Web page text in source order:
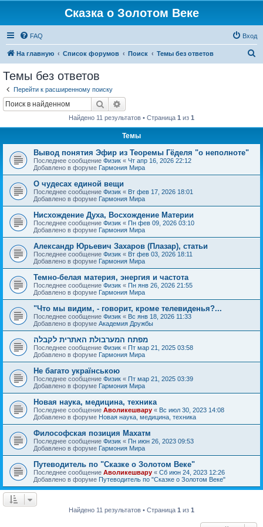
Сказка о Золотом Веке
FAQ Вход
На главную Список форумов Поиск Темы без ответов
Темы без ответов
Перейти к расширенному поиску
Поиск
Найдено 11 результатов • Страница 1 из 1
Темы
Вывод понятия Эфир из Теоремы Гёделя "о неполноте"
Последнее сообщение Физик « Чт апр 16, 2026 22:12
Добавлено в форуме Гармония Мира
О чудесах единой вещи
Последнее сообщение Физик « Вт фев 17, 2026 18:01
Добавлено в форуме Гармония Мира
Нисхождение Духа, Восхождение Материи
Последнее сообщение Физик « Пн фев 09, 2026 03:10
Добавлено в форуме Гармония Мира
Александр Юрьевич Захаров (Плазар), статьи
Последнее сообщение Физик « Вт фев 03, 2026 18:11
Добавлено в форуме Гармония Мира
Темно-белая материя, энергия и частота
Последнее сообщение Физик « Пн янв 26, 2026 21:55
Добавлено в форуме Гармония Мира
"Что мы видим, - говорит, кроме телевиденья?...
Последнее сообщение Физик « Вс янв 18, 2026 11:33
Добавлено в форуме Академия Дружбы
מפתח המערבולת האתרית לקבלה
Последнее сообщение Физик « Пт мар 21, 2025 03:58
Добавлено в форуме Гармония Мира
Не багато українською
Последнее сообщение Физик « Пт мар 21, 2025 03:39
Добавлено в форуме Гармония Мира
Новая наука, медицина, техника
Последнее сообщение Аволикешвару « Вс июл 30, 2023 14:08
Добавлено в форуме Новая наука, медицина, техника
Философская позиция Махатм
Последнее сообщение Физик « Пн июн 26, 2023 09:53
Добавлено в форуме Гармония Мира
Путеводитель по "Сказке о Золотом Веке"
Последнее сообщение Аволикешвару « Сб июн 24, 2023 12:26
Добавлено в форуме Путеводитель по "Сказке о Золотом Веке"
Найдено 11 результатов • Страница 1 из 1